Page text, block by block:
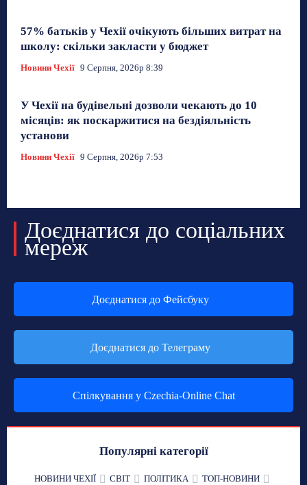
57% батьків у Чехії очікують більших витрат на
школу: скільки закласти у бюджет
Новини Чехії 9 Серпня, 2026р 8:39
У Чехії на будівельні дозволи чекають до 10
місяців: як поскаржитися на бездіяльність
установи
Новини Чехії 9 Серпня, 2026р 7:53
Доєднатися до соціальних
мереж
Доєднатися до Фейсбуку
Доєднатися до Телеграму
Спілкування у Czechia-Online Chat
Популярні категорії
НОВИНИ ЧЕХІЇ СВІТ ПОЛІТИКА
ТОП-НОВИНИ